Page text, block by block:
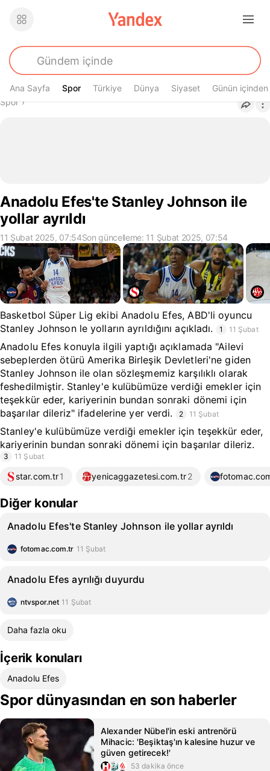
Ana Sayfa Spor
Spor Türkiye Dünya Siyaset Günün içinden
Buradasın
Spor›
Anadolu Efes'te Stanley Johnson ile
yollar ayrıldı
11 Şubat 2025, 07:54Son güncelleme: 11 Şubat 2025, 07:54
Basketbol Süper Lig ekibi Anadolu Efes, ABD'li oyuncu
Stanley Johnson le yolların ayrıldığını açıkladı.
1 11 Şubat
Anadolu Efes konuyla ilgili yaptığı açıklamada "Ailevi
sebeplerden ötürü Amerika Birleşik Devletleri'ne giden
Stanley Johnson ile olan sözleşmemiz karşılıklı olarak
feshedilmiştir. Stanley'e kulübümüze verdiği emekler için
teşekkür eder, kariyerinin bundan sonraki dönemi için
başarılar dileriz" ifadelerine yer verdi.
2 11 Şubat
Stanley'e kulübümüze verdiği emekler için teşekkür eder,
kariyerinin bundan sonraki dönemi için başarılar dileriz.
3 11 Şubat
star.com.tr1 yenicaggazetesi.com.tr2
Diğer konular
Anadolu Efes'te Stanley Johnson ile yollar ayrıldı
fotomac.com.tr 11 Şubat
Anadolu Efes ayrılığı duyurdu
ntvspor.net 11 Şubat
Daha fazla oku
İçerik konuları
Anadolu Efes
Spor dünyasından en son haberler
Alexander Nübel'in eski antrenörü
Mihacic: 'Beşiktaş'ın kalesine huzur ve
güven getirecek!'
53 dakika önce